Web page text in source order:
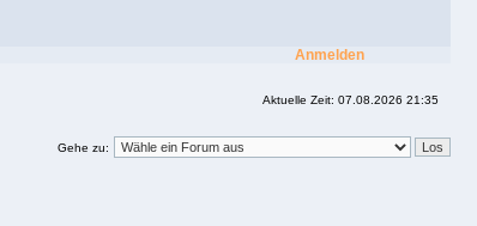
Anmelden
Aktuelle Zeit: 07.08.2026 21:35
Gehe zu: